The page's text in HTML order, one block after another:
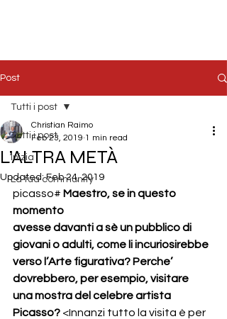
Post
Tutti i post
Inizia
La tua community
Tutti i post
L’ALTRA METÀ
Christian Raimo
Feb 23, 2019 1 min read
Updated:Feb 24, 2019
picasso# Maestro, se in questo
momento
avesse davanti a sè un pubblico di
giovani o adulti, come li incuriosirebbe
verso l’Arte figurativa? Perche’
dovrebbero, per esempio, visitare
una mostra del celebre artista
Picasso? <Innanzi tutto la visita è per